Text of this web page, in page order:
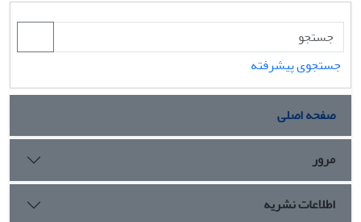
جستجوی پیشرفته
صفحه اصلی
مرور
اطلاعات نشریه